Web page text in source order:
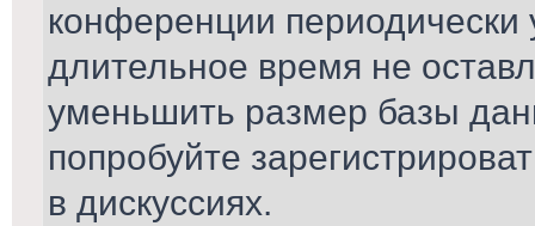
конференции периодически
длительное время не
уменьшить размер базы
попробуйте
в дискуссиях.